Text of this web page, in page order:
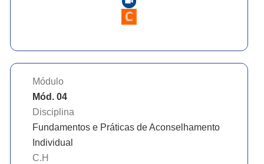
Módulo
Mód. 04
Disciplina
Fundamentos e Práticas de Aconselhamento
Individual
C.H